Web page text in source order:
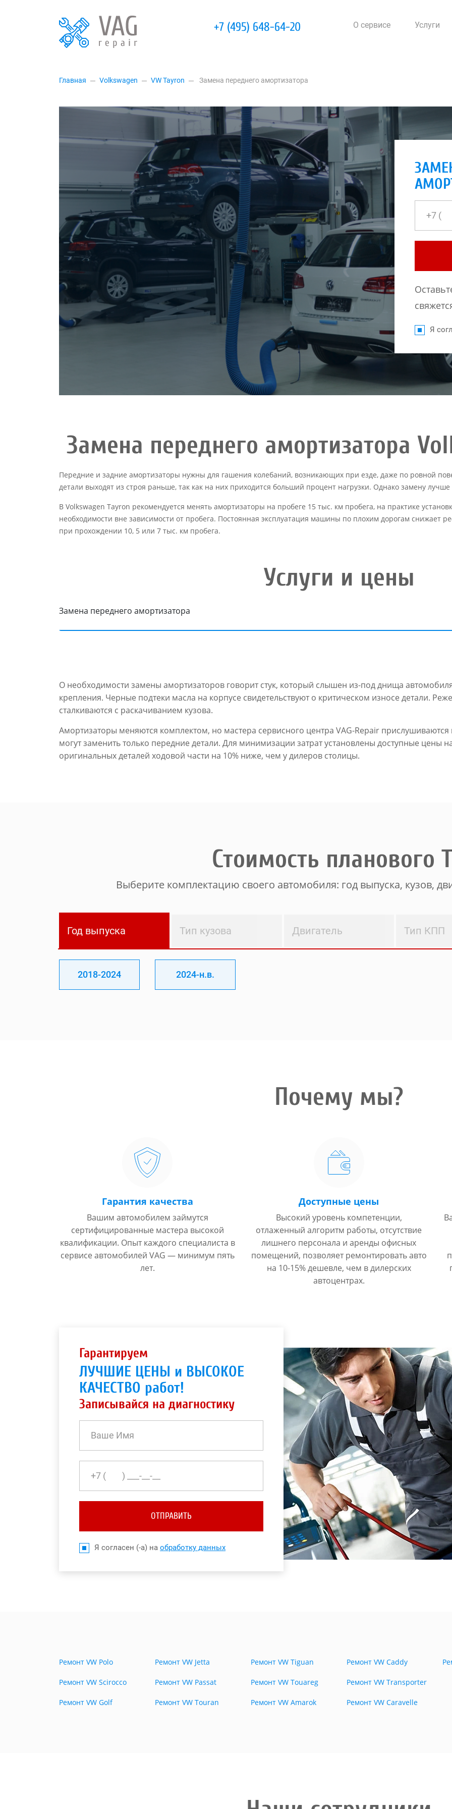
+7 (495) 648-64-20 О сервисе Услуги
Главная Volkswagen VW Tayron Замена переднего амортизатора
Я
Замена переднего амортизатора
Передние и задние амортизаторы нужны для гашения колебаний, возникающих при езде, даже по ровной
детали выходят из строя раньше, так как на них приходится больший процент нагрузки. Однако замену
В Volkswagen Tayron рекомендуется менять амортизаторы на пробеге 15 тыс. км пробега, на практике
необходимости вне зависимости от пробега. Постоянная эксплуатация машины по плохим дорогам снижает
при прохождении 10, 5 или 7 тыс. км пробега.
Услуги и цены
Замена переднего амортизатора
О необходимости замены амортизаторов говорит стук, который слышен из-под днища
крепления. Черные подтеки масла на корпусе свидетельствуют о критическом износе детали.
сталкиваются с раскачиванием кузова.
Амортизаторы меняются комплектом, но мастера сервисного центра VAG-Repair
могут заменить только передние детали. Для минимизации затрат установлены доступные цены
оригинальных деталей ходовой части на 10% ниже, чем у дилеров столицы.
Стоимость планового
Выберите комплектацию своего автомобиля: год выпуска, кузов,
Год выпуска Тип кузова Двигатель Тип КПП
2018-2024 2024-н.в.
Почему мы?
Гарантия качества
Вашим автомобилем займутся
сертифицированные мастера высокой
квалификации. Опыт каждого специалиста в
сервисе автомобилей VAG — минимум пять
лет.
Доступные цены
Высокий уровень компетенции,
отлаженный алгоритм работы, отсутствие
лишнего персонала и аренды офисных
помещений, позволяет ремонтировать авто
на 10-15% дешевле, чем в дилерских
автоцентрах.
Гарантируем
ЛУЧШИЕ ЦЕНЫ и ВЫСОКОЕ
КАЧЕСТВО работ!
Записывайся на диагностику
ОТПРАВИТЬ
Я согласен (-а) на обработку данных
Ремонт VW Polo
Ремонт VW Scirocco
Ремонт VW Golf
Ремонт VW Jetta
Ремонт VW Passat
Ремонт VW Touran
Ремонт VW Tiguan
Ремонт VW Touareg
Ремонт VW Amarok
Ремонт VW Caddy
Ремонт VW Transporter
Ремонт VW Caravelle